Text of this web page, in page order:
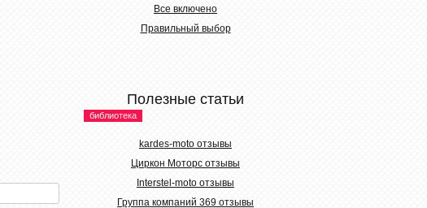
Все включено
Правильный выбор
Полезные статьи
библиотека
kardes-moto отзывы
Циркон Моторс отзывы
Interstel-moto отзывы
Группа компаний 369 отзывы